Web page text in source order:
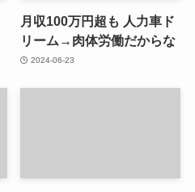
月収100万円超も 人力車ド
リーム→肉体労働だからな
2024-06-23